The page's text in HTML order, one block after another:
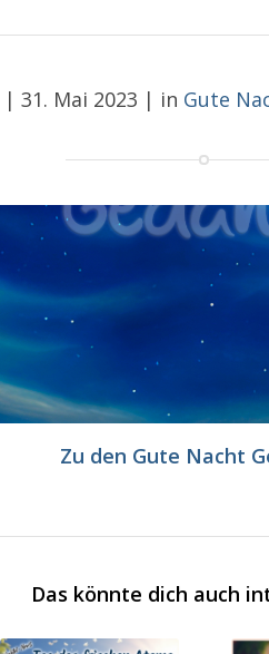
| 31. Mai 2023 | in Gute
Zu den Gute Nacht
Das könnte dich auch